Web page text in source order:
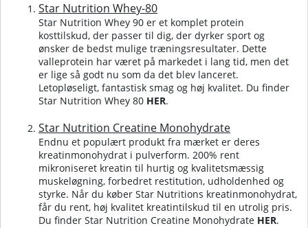
Star Nutrition Whey-80
Star Nutrition Whey 90 er et komplet protein
kosttilskud, der passer til dig, der dyrker sport og
ønsker de bedst mulige træningsresultater. Dette
valleprotein har været på markedet i lang tid, men det
er lige så godt nu som da det blev lanceret.
Letopløseligt, fantastisk smag og høj kvalitet. Du finder
Star Nutrition Whey 80 HER.
Star Nutrition Creatine Monohydrate
Endnu et populært produkt fra mærket er deres
kreatinmonohydrat i pulverform. 200% rent
mikroniseret kreatin til hurtig og kvalitetsmæssig
muskeløgning, forbedret restitution, udholdenhed og
styrke. Når du køber Star Nutritions kreatinmonohydrat,
får du rent, høj kvalitet kreatintilskud til en utrolig pris.
Du finder Star Nutrition Creatine Monohydrate HER.